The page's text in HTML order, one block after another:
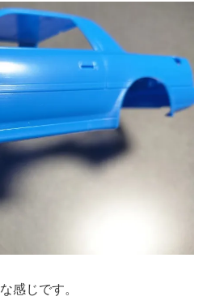
感じです。